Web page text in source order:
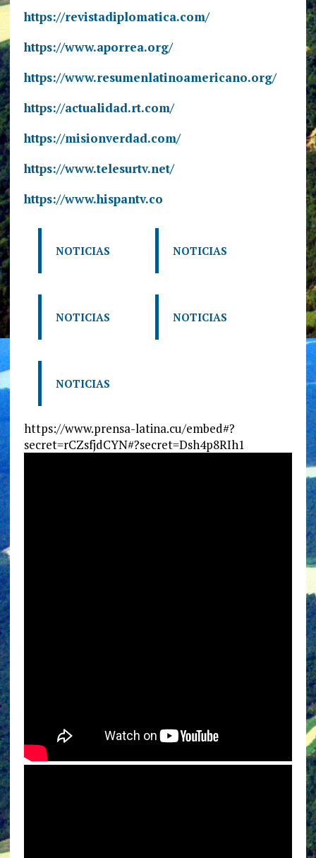
https://revistadiplomatica.com/
https://www.aporrea.org/
https://www.resumenlatinoamericano.org/
https://actualidad.rt.com/
https://misionverdad.com/
https://www.telesurtv.net/
https://www.hispantv.co
NOTICIAS NOTICIAS
NOTICIAS NOTICIAS
NOTICIAS
https://www.prensa-latina.cu/embed#?
secret=rCZsfjdCYN#?secret=Dsh4p8RIh1